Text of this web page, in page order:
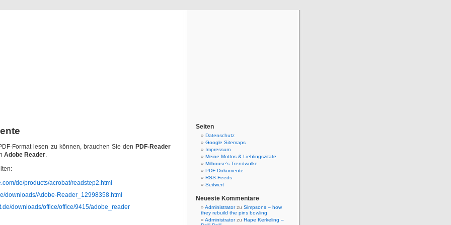
Format lesen zu können, brauchen Sie den PDF-Reader
Adobe Reader.
de/products/acrobat/readstep2.html
downloads/Adobe-Reader_12998358.html
downloads/office/office/9415/adobe_reader
Seiten
Datenschutz
Google Sitemaps
Impressum
Meine Mottos & Lieblingszitate
Milhouse’s Trendwolke
PDF-Dokumente
RSS-Feeds
Seitwert
Neueste Kommentare
Administratorzu Simpsons – how
they rebuild the pins bowling
Administratorzu Hape Kerkeling –